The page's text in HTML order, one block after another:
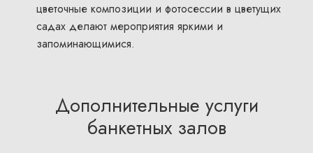
цветочные композиции и фотосессии в цветущих
садах делают мероприятия яркими и
запоминающимися.
Дополнительные услуги
банкетных залов